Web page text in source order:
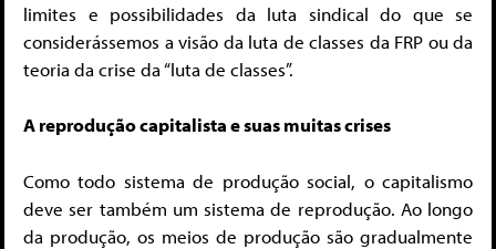
limites e possibilidades da luta sindical do que se
considerássemos a visão da luta de classes da FRP ou da
teoria da crise da “luta de classes”.
A reprodução capitalista e suas muitas crises
Como todo sistema de produção social, o capitalismo
deve ser também um sistema de reprodução. Ao longo
da produção, os meios de produção são gradualmente